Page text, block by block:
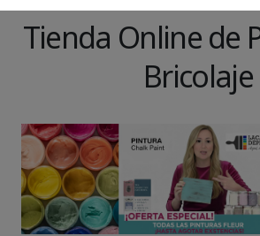
Tienda Online de
Bricolaje